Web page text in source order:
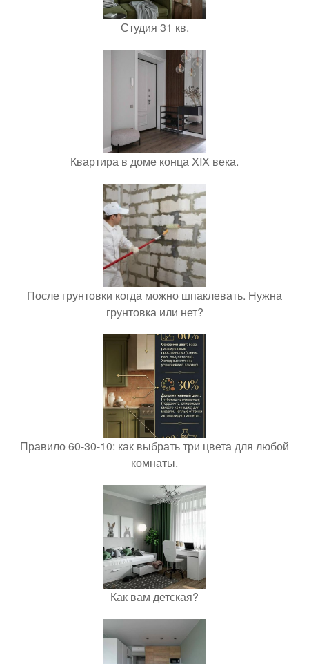
Студия 31 кв.
Квартира в доме конца XIX века.
После грунтовки когда можно шпаклевать. Нужна
грунтовка или нет?
Правило 60-30-10: как выбрать три цвета для любой
комнаты.
Как вам детская?